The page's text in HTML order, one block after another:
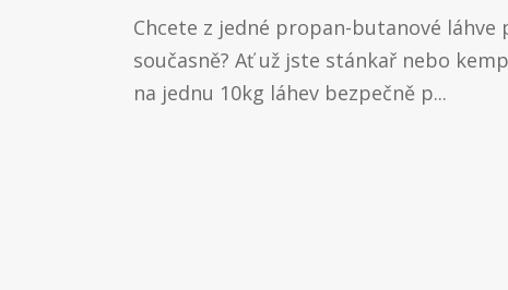
Chcete z jedné propan-butanové
současně? Ať už jste stánkař nebo
na jednu 10kg láhev bezpečně p...